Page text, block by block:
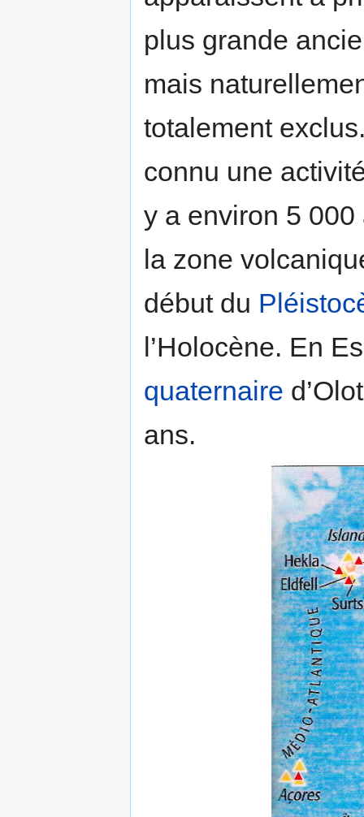
plus grande
mais
totalement
connu une
y a environ 5 000
la zone
début du
l’Holocène. En
quaternaire
ans.